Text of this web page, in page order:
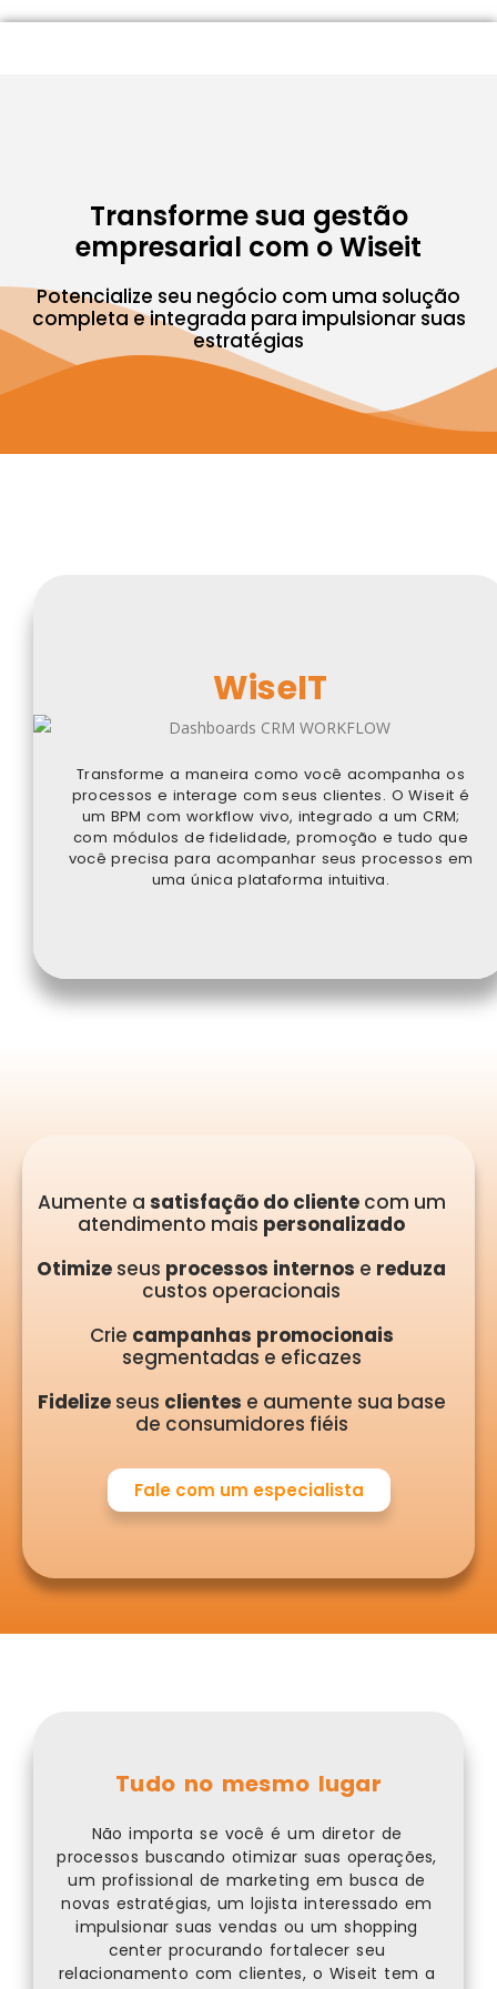
Transforme sua gestão
empresarial com o Wiseit
Potencialize seu negócio com uma solução
completa e integrada para impulsionar suas
estratégias
WiseIT
Transforme a maneira como você acompanha os
processos e interage com seus clientes. O Wiseit é
um BPM com workflow vivo, integrado a um CRM;
com módulos de fidelidade, promoção e tudo que
você precisa para acompanhar seus processos em
uma única plataforma intuitiva.
Aumente a satisfação do clientecom um
atendimento mais personalizado
Otimize seus processos internos e reduza
custos operacionais
Crie campanhas promocionais
segmentadas e eficazes
Fidelizeseus clientes e aumente sua base
de consumidores fiéis
Fale com um especialista
Tudo no mesmo lugar
Não importa se você é um diretor de
processos buscando otimizar suas operações,
um profissional de marketing em busca de
novas estratégias, um lojista interessado em
impulsionar suas vendas ou um shopping
center procurando fortalecer seu
relacionamento com clientes, o Wiseit tem a